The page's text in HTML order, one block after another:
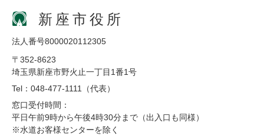
新座市役所
法人番号8000020112305
〒352-8623
埼玉県新座市野火止一丁目1番1号
Tel：048-477-1111（代表）
窓口受付時間：
平日午前9時から午後4時30分まで（出入口も同様）
※水道お客様センターを除く